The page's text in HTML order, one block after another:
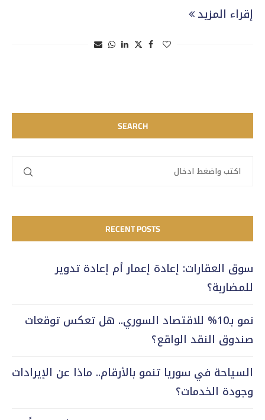
إقراء المزيد
SEARCH
RECENT POSTS
سوق العقارات: إعادة إعمار أم إعادة تدوير
للمضاربة؟
نمو بـ10% للاقتصاد السوري.. هل تعكس توقعات
صندوق النقد الواقع؟
السياحة في سوريا تنمو بالأرقام.. ماذا عن الإيرادات
وجودة الخدمات؟